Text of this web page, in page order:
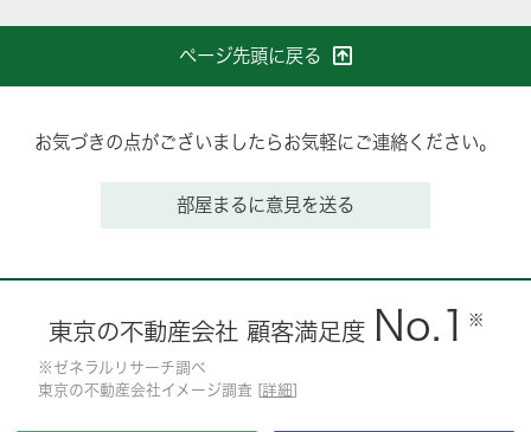
ページ先頭に戻る
お気づきの点がございましたらお気軽にご連絡ください。
部屋まるに意見を送る
東京の不動産会社 顧客満足度 No.1 ※
※ゼネラルリサーチ調べ
東京の不動産会社イメージ調査 [詳細]